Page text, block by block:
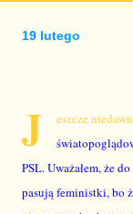
19 lutego
J
eszcze
PSL. Uważałem, że
pasują feministki, bo